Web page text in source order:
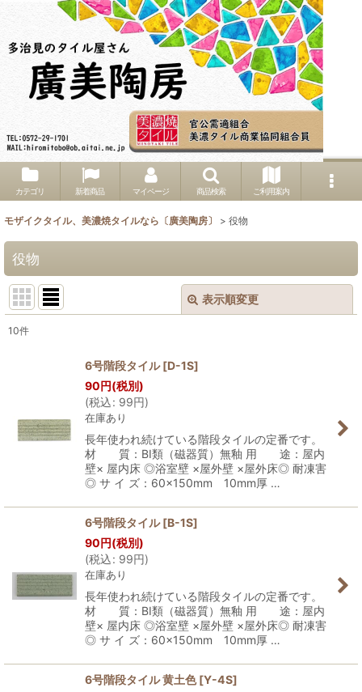
カテゴリ 新着商品 マイページ 商品検索 ご利用案内
モザイクタイル、美濃焼タイルなら〔廣美陶房〕 > 役物
役物
表示順変更
並び順:
絞り込む
10件
6号階段タイル [D-1S]
90円(税別)
(税込: 99円)
在庫あり
長年使われ続けている階段タイルの定番です。
材 質：BI類（磁器質）無釉 用 途：屋内
壁× 屋内床 ◎浴室壁 ×屋外壁 ×屋外床◎ 耐凍害
◎ サ イ ズ：60×150mm 10mm厚 …
6号階段タイル [B-1S]
90円(税別)
(税込: 99円)
在庫あり
長年使われ続けている階段タイルの定番です。
材 質：BI類（磁器質）無釉 用 途：屋内
壁× 屋内床 ◎浴室壁 ×屋外壁 ×屋外床◎ 耐凍害
◎ サ イ ズ：60×150mm 10mm厚 …
6号階段タイル 黄土色 [Y-4S]